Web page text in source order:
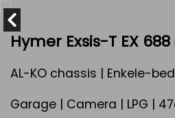
Hymer Exsis-T EX 688
AL-KO chassis | Enkele-
Garage | Camera | LPG |